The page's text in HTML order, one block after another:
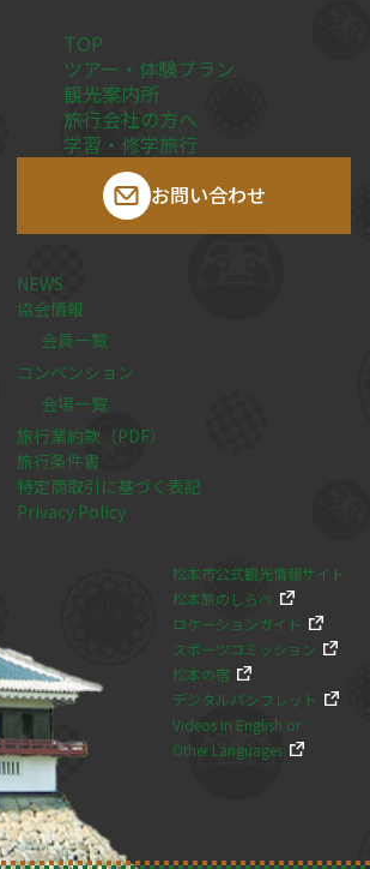
TOP
ツアー・体験プラン
観光案内所
旅行会社の方へ
学習・修学旅行
お問い合わせ
NEWS
協会情報
会員一覧
コンベンション
会場一覧
旅行業約款（PDF）
旅行条件書
特定商取引に基づく表記
Privacy Policy
松本市公式観光情報サイト
松本旅のしらべ
ロケーションガイド
スポーツコミッション
松本の宿
デジタルパンフレット
Videos in English or
Other Languages